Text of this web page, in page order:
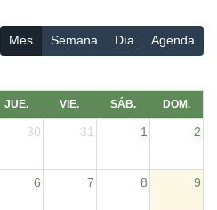
Mes Semana Día Agenda
JUE. VIE. SÁB. DOM.
30 31 1 2
6 7 8 9